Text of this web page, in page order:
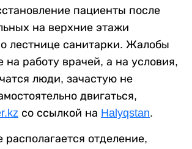
пациенты после
на верхние этажи
лестнице санитарки. Жалобы
на работу врачей, а на условия,
люди, зачастую не
двигаться,
со ссылкой на Halyqstan.
располагается отделение,